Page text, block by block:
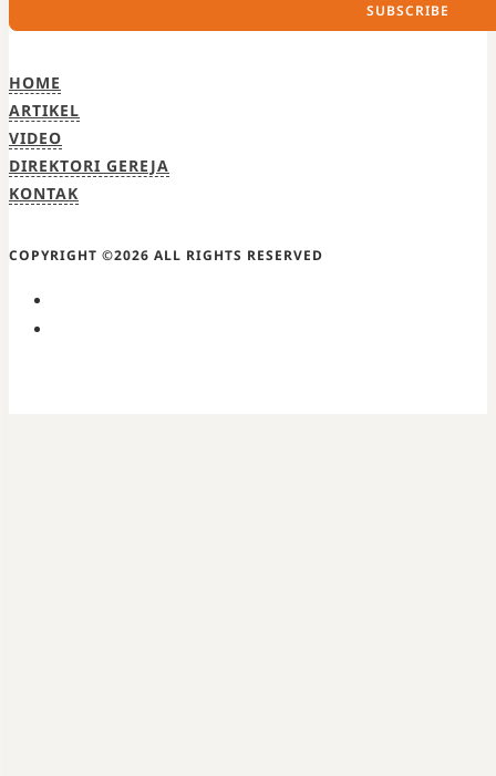
SUBSCRIBE
HOME
ARTIKEL
VIDEO
DIREKTORI GEREJA
KONTAK
COPYRIGHT ©2026 ALL RIGHTS RESERVED